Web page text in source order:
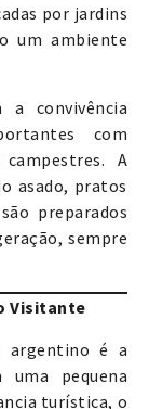
por jardins
um ambiente
convivência
com
A
asado, pratos
preparados
sempre
Visitante
argentino é a
pequena
turística, o